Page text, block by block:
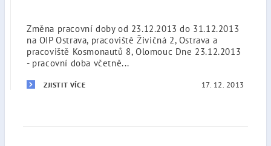
Změna pracovní doby od 23.12.2013 do 31.12.2013
na OIP Ostrava, pracoviště Živičná 2, Ostrava a
pracoviště Kosmonautů 8, Olomouc Dne 23.12.2013
- pracovní doba včetně...
ZJISTIT VÍCE 17. 12. 2013